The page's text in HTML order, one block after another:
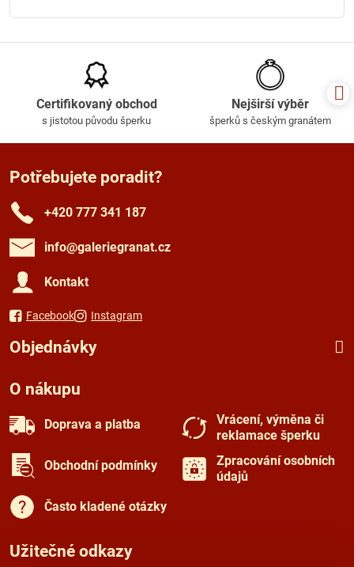
Certifikovaný obchod
s jistotou původu šperku
Nejširší výběr
šperků s českým granátem
Potřebujete poradit?
+420 777 341 187
info​@galeriegranat​.cz
Kontakt
Facebook Instagram
Objednávky
O nákupu
Doprava a platba
Vrácení, výměna či
reklamace šperku
Obchodní podmínky
Zpracování osobních
údajů
Často kladené otázky
Užitečné odkazy